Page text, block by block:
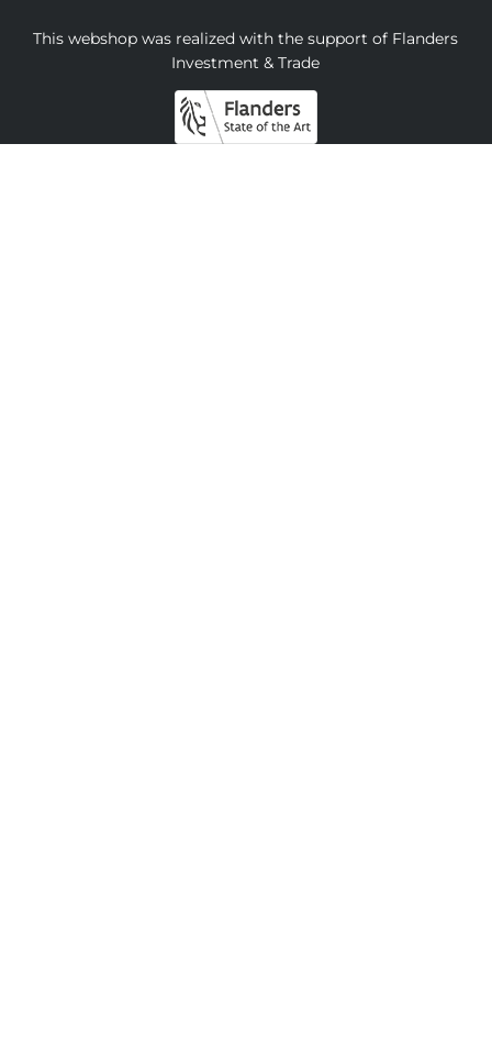
This webshop was realized with the support of Flanders
Investment & Trade